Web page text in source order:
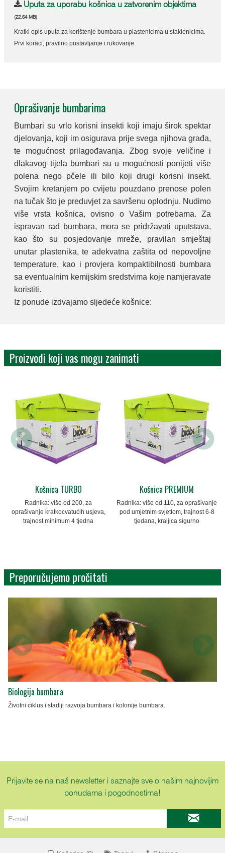
Uputa za uporabu košnica u zatvorenim objektima
(22.64 MB)
Kratki opis uputa za korištenje bumbara u plastenicima u staklenicima.
Prvi koraci, pravilno postavljanje i rukovanje.
Oprašivanje bumbarima
Bumbari su vrlo korisni insekti koji imaju širok spektar
djelovanja, koji im osigurava prije svega njihova građa,
te mogućnost prilagođavanja. Zbog svoje veličine i
dlakavog tijela bumbari su u mogućnosti ponijeti više
polena nego pčele ili bilo koji drugi korisni insekt.
Svojim kretanjem po cvijetu pouzdano prenose polen
na tučak što je preduvjet za savršenu oplodnju. Nudimo
više vrsta košnica, ovisno o Vašim potrebama. Za
ispravan rad bumbara, mora se pridržavati uputstava,
kao što su posjedovanje mreže, pravilan smještaj
unutar plastenika, te adekvatna zaštita od nepovoljne
temperature, kao i provjera kompaktibilnosti bumbara
sa eventualnim kemijskim sredstvima koje namjeravate
koristiti.
Iz ponude izdvajamo sljedeće košnice:
Proizvodi koji vas mogu zanimati
Košnica TURBO
Radnika: više od 200, za
oprašivanje kratkocvatućih usjeva,
trajnost minimum 4 tjedna
Košnica PREMIUM
Radnika: više od 110, za oprašivanje
pod umjetnim svjetlom, trajnost 6-8
tjedana, kraljica sigurno
Preporučujemo pročitati
Biologija bumbara
Životni ciklus i stadiji razvoja bumbara i kolonije bumbara.
Prijavite se na naš newsletter i saznajte sve o našim najnovijim
ponudama i pogodnostima!